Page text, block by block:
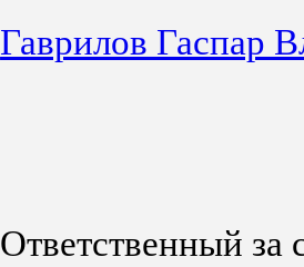
Гаврилов Гаспар
Ответственный за